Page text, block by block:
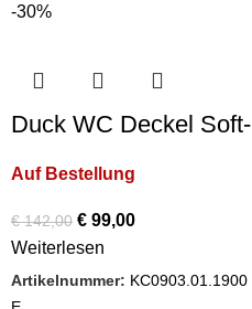
-30%
Duck WC Deckel Soft-
Auf Bestellung
€142,00 € 99,00
Weiterlesen
Artikelnummer: KC0903.01.1900